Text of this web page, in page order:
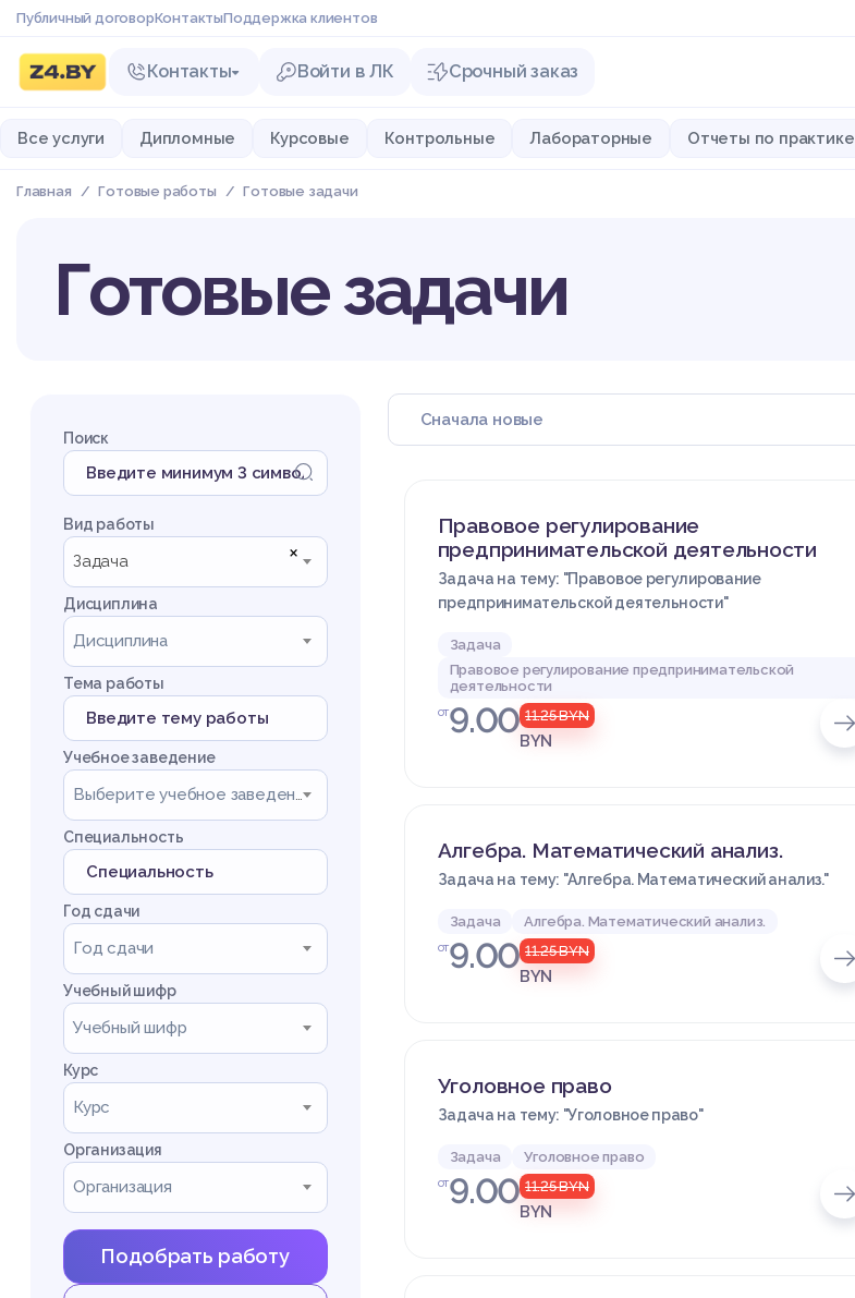
Публичный договорКонтактыПоддержка клиентов
Контакты Войти в ЛК Срочный заказ
Все услуги Дипломные Курсовые Контрольные Лабораторные Отчеты по практике
Главная Готовые работы Готовые задачи
Готовые задачи
Поиск
Вид работы
×
Задача
Дисциплина
Дисциплина
Тема работы
Учебное заведение
Выберите учебное заведение
Специальность
Год сдачи
Год сдачи
Учебный шифр
Учебный шифр
Курс
Курс
Организация
Организация
Подобрать работу
Правовое регулирование
предпринимательской деятельности
Задача на тему: "Правовое регулирование
предпринимательской деятельности"
Задача
Правовое регулирование предпринимательской
деятельности
от9.00 11.25BYN
BYN
Алгебра. Математический анализ.
Задача на тему: "Алгебра. Математический анализ."
Задача Алгебра. Математический анализ.
от9.00 11.25BYN
BYN
Уголовное право
Задача на тему: "Уголовное право"
Задача Уголовное право
от9.00 11.25BYN
BYN